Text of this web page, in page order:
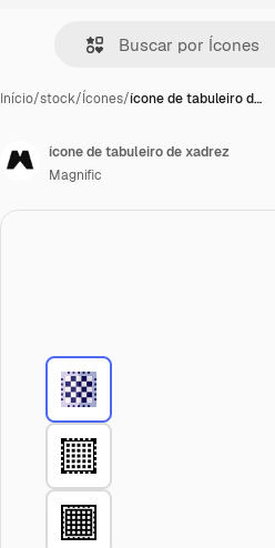
Início/stock/Ícones/ícone de tabuleiro d…
ícone de tabuleiro de xadrez
Magnific